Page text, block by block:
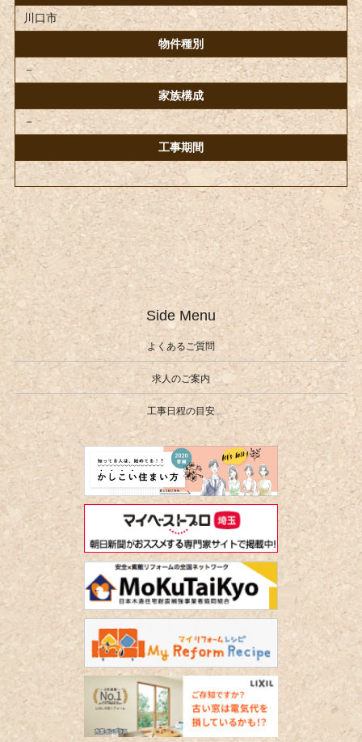
川口市
物件種別
－
家族構成
－
工事期間
Side Menu
よくあるご質問
求人のご案内
工事日程の目安